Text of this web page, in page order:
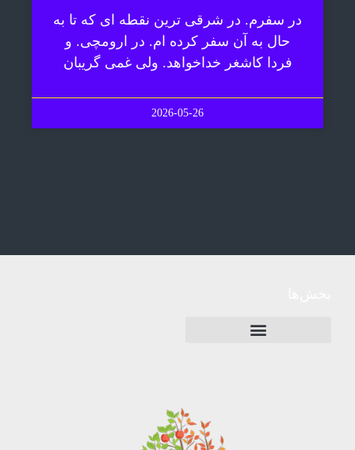
در سفرم. در شرقی ترین نقطه ای که تا به
حال به آن سفر کرده ام. در ارومچی. و
فردا کاشغر خداخواهد. ولی غمی گریبان
2026-05-26